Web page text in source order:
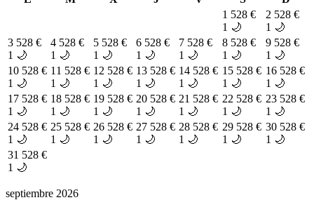
1 528 €
1 🌙
2 528 €
1 🌙
3 528 €
1 🌙
4 528 €
1 🌙
5 528 €
1 🌙
6 528 €
1 🌙
7 528 €
1 🌙
8 528 €
1 🌙
9 528 €
1 🌙
10 528 €
1 🌙
11 528 €
1 🌙
12 528 €
1 🌙
13 528 €
1 🌙
14 528 €
1 🌙
15 528 €
1 🌙
16 528 €
1 🌙
17 528 €
1 🌙
18 528 €
1 🌙
19 528 €
1 🌙
20 528 €
1 🌙
21 528 €
1 🌙
22 528 €
1 🌙
23 528 €
1 🌙
24 528 €
1 🌙
25 528 €
1 🌙
26 528 €
1 🌙
27 528 €
1 🌙
28 528 €
1 🌙
29 528 €
1 🌙
30 528 €
1 🌙
31 528 €
1 🌙
septiembre 2026